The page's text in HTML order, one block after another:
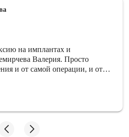
на имплантах и
Валерия. Просто
и от самой операции, и от
отличное, все очень вежливые,
еда, чуткость от мед